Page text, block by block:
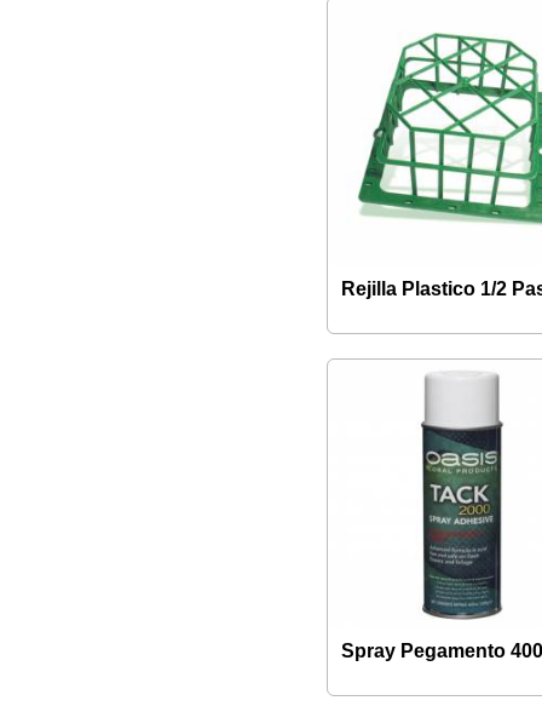
Rejilla Plastico 1/2
Spray Pegamento